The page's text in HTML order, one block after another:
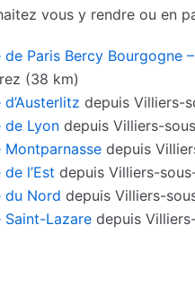
vous y rendre ou en
de Paris Bercy Bourgogne –
(38 km)
depuis Villiers-
de Lyon depuis Villiers-
Montparnasse depuis
l’Est depuis Villiers-
du Nord depuis Villiers-
Saint-Lazare depuis